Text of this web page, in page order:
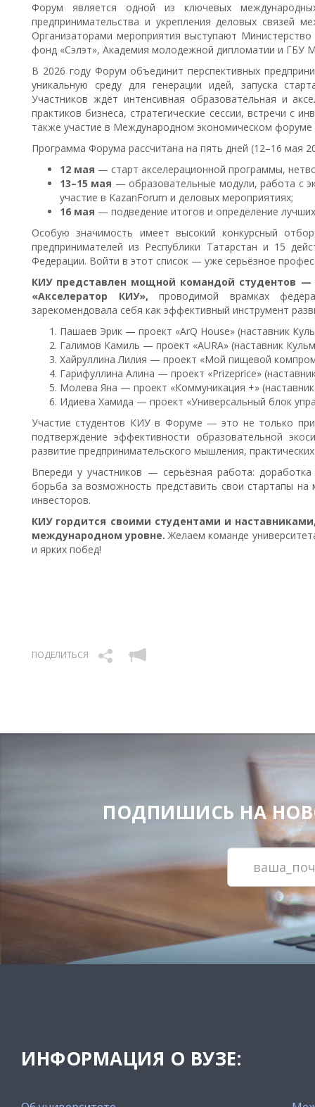
Форум является одной из ключевых
предпринимательства и укрепления деловых связей
Организаторами мероприятия выступают
фонд «Сэлэт», Академия молодежной дипломатии и ГБУ
В 2026 году Форум объединит перспективных
уникальную среду для генерации идей, запуска
Участников ждёт интенсивная образовательная и
практиков бизнеса, стратегические сессии, встречи с
также участие в Международном экономическом
Программа Форума рассчитана на пять дней (12–16 мая
12 мая — старт акселерационной программы,
13–15 мая — образовательные модули, работа с
участие в KazanForum и деловых мероприятиях;
16 мая — подведение итогов и определение
Особую значимость имеет высокий конкурсный
предпринимателей из Республики Татарстан и 15
Федерации. Войти в этот список — уже серьёзное
КИУ представлен мощной командой студентов —
«Акселератор КИУ»,проводимой врамках
зарекомендовала себя как эффективный инструмент
Пашаев Эрик — проект «ArQ House» (наставник
Галимов Камиль — проект «AURA» (наставник
Хайруллина Лилия — проект «Мой пищевой
Гарифуллина Алина — проект «Prizeprice»
Молева Яна — проект «Коммуникация +»
Идиева Хамида — проект «Универсальный блок
Участие студентов КИУ в Форуме — это не только
подтверждение эффективности образовательной
развитие предпринимательского мышления,
Впереди у участников — серьёзная работа:
борьба за возможность представить свои стартапы
инвесторов.
КИУ гордится своими студентами и
международном уровне. Желаем команде
и ярких побед!
ПОДЕЛИТЬСЯ
ПОДПИШИСЬ НА
ИНФОРМАЦИЯ О ВУЗЕ: